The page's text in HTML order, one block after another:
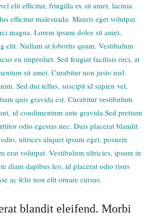
elit efficitur, fringilla ex sit amet, lacinia
efficitur malesuada. Mauris eget volutpat
magna. Lorem ipsum dolor sit amet,
elit. Nullam at lobortis quam. Vestibulum
eu imperdiet. Sed feugiat facilisis orci, at
sit amet. Curabitur non justo nisl.
Sed dui tellus, suscipit id sapien vel,
quis gravida est. Curabitur vestibulum
id condimentum ante gravida.Sed pretium
odio egestas nec. Duis placerat blandit
ultrices aliquet ipsum eget, posuere
erat volutpat. Vestibulum ultricies, ipsum in
diam dapibus leo, id placerat odio risus
ac felis non elit ornare cursus.
blandit eleifend. Morbi